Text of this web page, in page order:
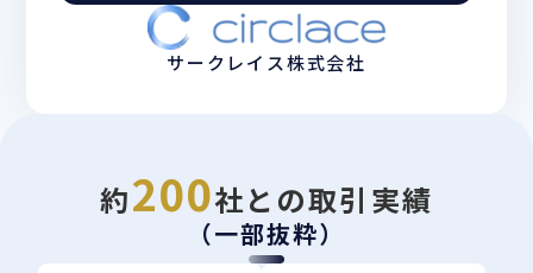
サークレイス株式会社
約200社との取引実績
（一部抜粋）